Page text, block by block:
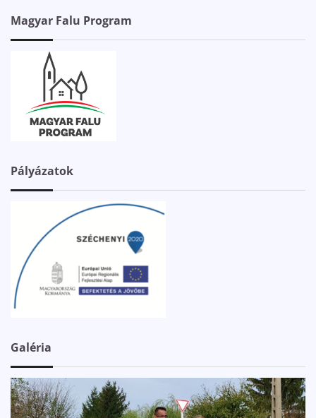
Magyar Falu Program
Pályázatok
Galéria